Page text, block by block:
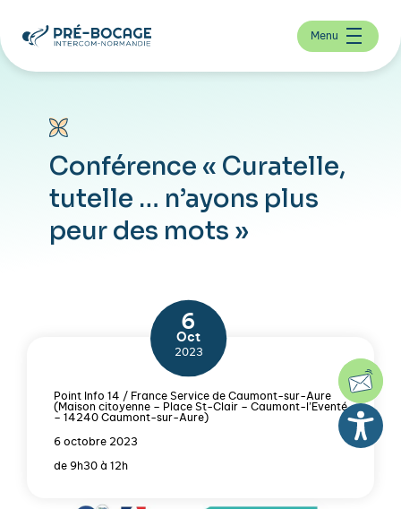
Menu
Conférence « Curatelle,
tutelle … n’ayons plus
peur des mots »
6
Oct
2023
Point Info 14 / France Service de Caumont-sur-Aure
(Maison citoyenne – Place St-Clair – Caumont-l’Eventé
– 14240 Caumont-sur-Aure)
6 octobre 2023
de 9h30 à 12h